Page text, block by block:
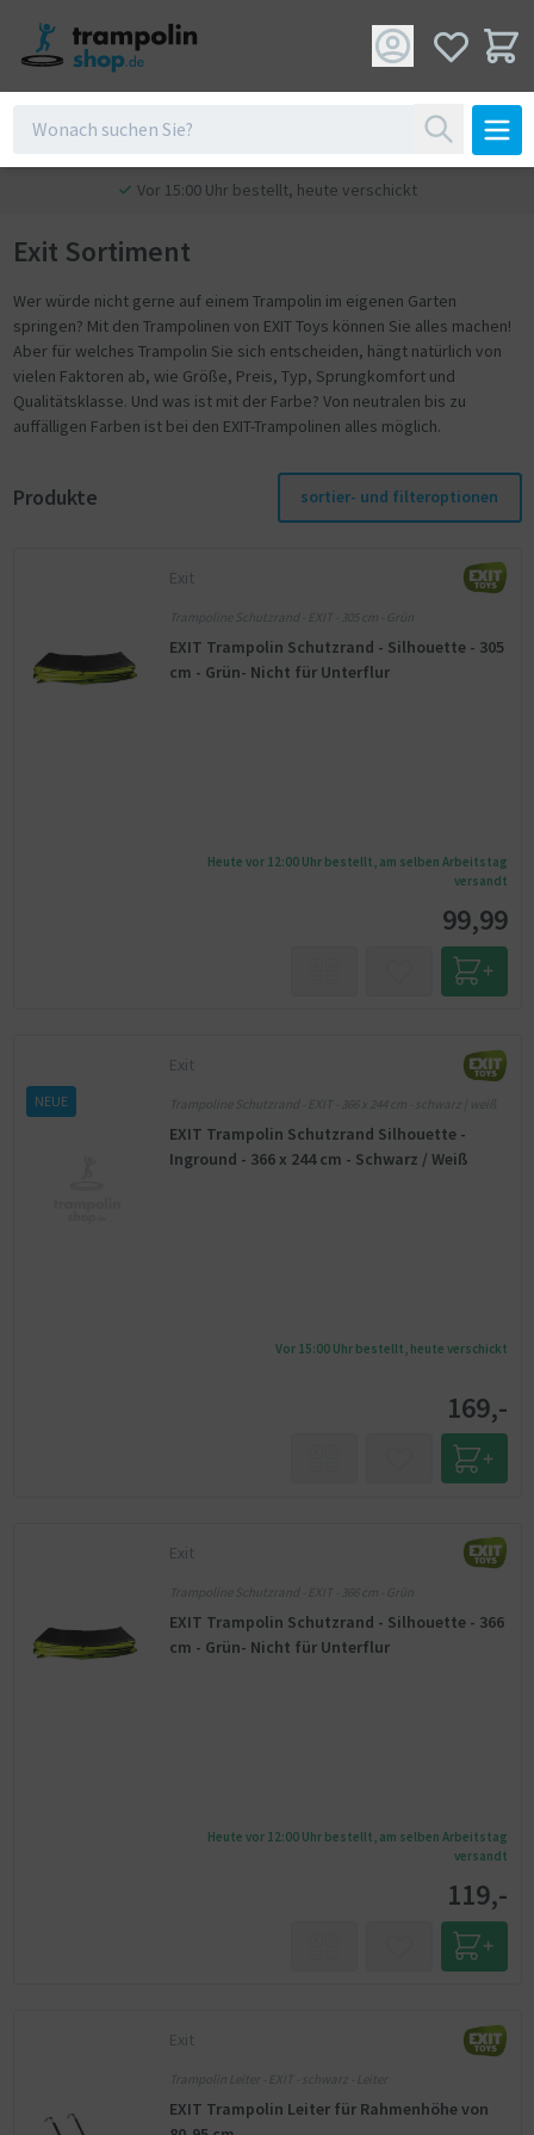
Vor 15:00 Uhr bestellt, heute verschickt
Exit Sortiment
Wer würde nicht gerne auf einem Trampolin im eigenen Garten
springen? Mit den Trampolinen von EXIT Toys können Sie alles machen!
Aber für welches Trampolin Sie sich entscheiden, hängt natürlich von
vielen Faktoren ab, wie Größe, Preis, Typ, Sprungkomfort und
Qualitätsklasse. Und was ist mit der Farbe? Von neutralen bis zu
auffälligen Farben ist bei den EXIT-Trampolinen alles möglich.
Produkte sortier- und filteroptionen
Exit
Trampoline Schutzrand - EXIT - 305 cm - Grün
EXIT Trampolin Schutzrand - Silhouette - 305
cm - Grün- Nicht für Unterflur
Heute vor 12:00 Uhr bestellt, am selben Arbeitstag
versandt
99,99
NEUE
Exit
Trampoline Schutzrand - EXIT - 366 x 244 cm - schwarz | weiß
EXIT Trampolin Schutzrand Silhouette -
Inground - 366 x 244 cm - Schwarz / Weiß
Vor 15:00 Uhr bestellt, heute verschickt
169,-
Exit
Trampoline Schutzrand - EXIT - 366 cm - Grün
EXIT Trampolin Schutzrand - Silhouette - 366
cm - Grün- Nicht für Unterflur
Heute vor 12:00 Uhr bestellt, am selben Arbeitstag
versandt
119,-
Exit
Trampolin Leiter - EXIT - schwarz - Leiter
EXIT Trampolin Leiter für Rahmenhöhe von